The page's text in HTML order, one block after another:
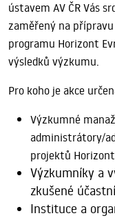
ústavem AV ČR Vás
zaměřený na
programu Horizont
výsledků výzkumu.
Pro koho je akce
Výzkumné
administrátory/
projektů Horizont
Výzkumníky a
zkušené
Instituce a